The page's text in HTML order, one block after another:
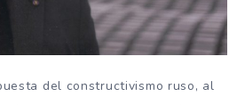
del constructivismo ruso, al